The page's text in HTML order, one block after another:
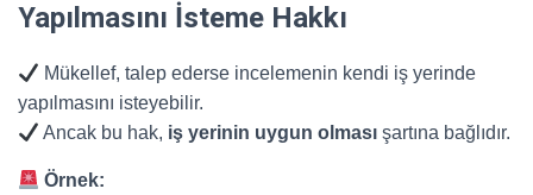
Yapılmasını İsteme Hakkı
Mükellef, talep ederse incelemenin kendi iş yerinde
yapılmasını isteyebilir.
Ancak bu hak, iş yerinin uygun olması şartına bağlıdır.
Örnek: